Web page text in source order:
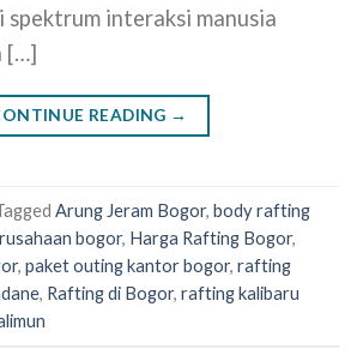
spektrum interaksi manusia
[…]
READING →
Arung Jeram Bogor, body rafting
bogor, Harga Rafting Bogor,
, paket outing kantor bogor, rafting
, Rafting di Bogor, rafting kalibaru